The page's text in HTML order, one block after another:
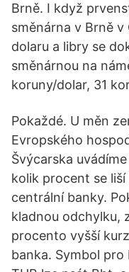
Brně. I když
směnárna v Brně
dolaru a libry se
směnárnou na
koruny/dolar, 31
Pokaždé. U měn
Evropského
Švýcarska
kolik procent se
centrální banky.
kladnou odchylku,
procento vyšší
banka. Symbol pro